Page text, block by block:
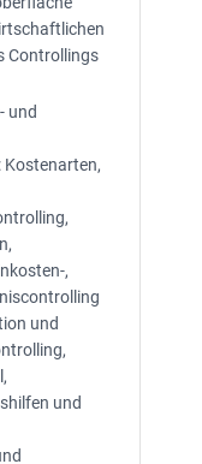
Controllings
und
Kostenarten,
,
und
und